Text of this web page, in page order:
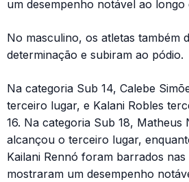
um desempenho notável ao longo
No masculino, os atletas também
determinação e subiram ao pódio.
Na categoria Sub 14, Calebe
terceiro lugar, e Kalani Robles
16. Na categoria Sub 18, Matheus
alcançou o terceiro lugar,
Kailani Rennó foram barrados nas
mostraram um desempenho